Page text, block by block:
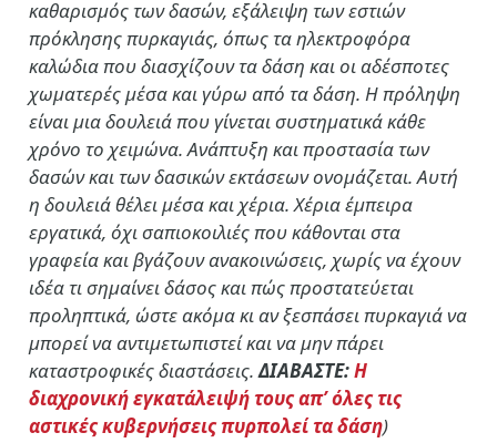
καθαρισμός των δασών, εξάλειψη των εστιών
πρόκλησης πυρκαγιάς, όπως τα ηλεκτροφόρα
καλώδια που διασχίζουν τα δάση και οι αδέσποτες
χωματερές μέσα και γύρω από τα δάση. Η πρόληψη
είναι μια δουλειά που γίνεται συστηματικά κάθε
χρόνο το χειμώνα. Ανάπτυξη και προστασία των
δασών και των δασικών εκτάσεων ονομάζεται. Αυτή
η δουλειά θέλει μέσα και χέρια. Χέρια έμπειρα
εργατικά, όχι σαπιοκοιλιές που κάθονται στα
γραφεία και βγάζουν ανακοινώσεις, χωρίς να έχουν
ιδέα τι σημαίνει δάσος και πώς προστατεύεται
προληπτικά, ώστε ακόμα κι αν ξεσπάσει πυρκαγιά να
μπορεί να αντιμετωπιστεί και να μην πάρει
καταστροφικές διαστάσεις.ΔΙΑΒΑΣΤΕ:Η
διαχρονική εγκατάλειψή τους απ’ όλες τις
αστικές κυβερνήσεις πυρπολεί τα δάση)